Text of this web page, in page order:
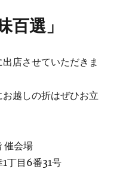
選」
店させていただきま
越しの折はぜひお立
催会場
丁目6番31号